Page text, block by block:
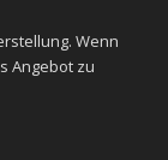
Wenn
Angebot zu